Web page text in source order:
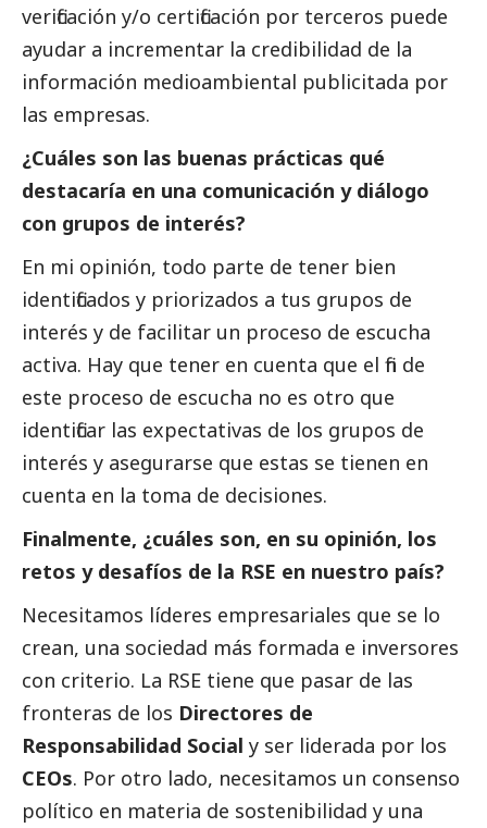
verificación y/o certificación por terceros puede
ayudar a incrementar la credibilidad de la
información medioambiental publicitada por
las empresas.
¿Cuáles son las buenas prácticas qué
destacaría en una comunicación y diálogo
con grupos de interés?
En mi opinión, todo parte de tener bien
identificados y priorizados a tus grupos de
interés y de facilitar un proceso de escucha
activa. Hay que tener en cuenta que el fin de
este proceso de escucha no es otro que
identificar las expectativas de los grupos de
interés y asegurarse que estas se tienen en
cuenta en la toma de decisiones.
Finalmente, ¿cuáles son, en su opinión, los
retos y desafíos de la RSE en nuestro país?
Necesitamos líderes empresariales que se lo
crean, una sociedad más formada e inversores
con criterio. La RSE tiene que pasar de las
fronteras de los Directores de
Responsabilidad Social y ser liderada por los
CEOs. Por otro lado, necesitamos un consenso
político en materia de sostenibilidad y una